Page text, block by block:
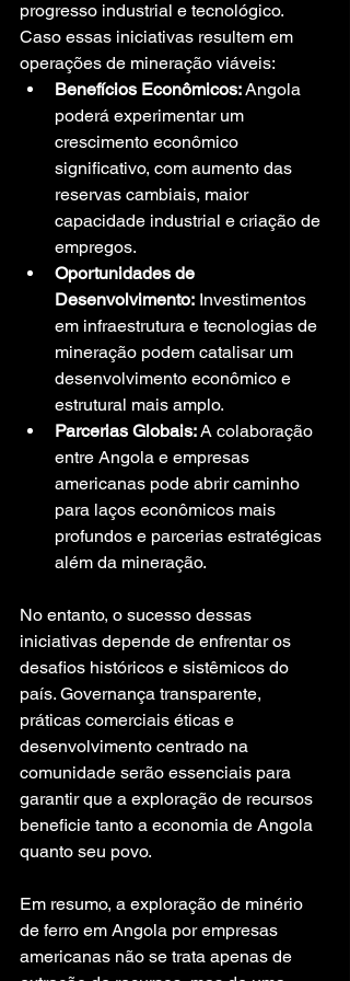
progresso industrial e tecnológico.
Caso essas iniciativas resultem em
operações de mineração viáveis:
Benefícios Econômicos: Angola
poderá experimentar um
crescimento econômico
significativo, com aumento das
reservas cambiais, maior
capacidade industrial e criação de
empregos.
Oportunidades de
Desenvolvimento: Investimentos
em infraestrutura e tecnologias de
mineração podem catalisar um
desenvolvimento econômico e
estrutural mais amplo.
Parcerias Globais: A colaboração
entre Angola e empresas
americanas pode abrir caminho
para laços econômicos mais
profundos e parcerias estratégicas
além da mineração.
No entanto, o sucesso dessas
iniciativas depende de enfrentar os
desafios históricos e sistêmicos do
país. Governança transparente,
práticas comerciais éticas e
desenvolvimento centrado na
comunidade serão essenciais para
garantir que a exploração de recursos
beneficie tanto a economia de Angola
quanto seu povo.
Em resumo, a exploração de minério
de ferro em Angola por empresas
americanas não se trata apenas de